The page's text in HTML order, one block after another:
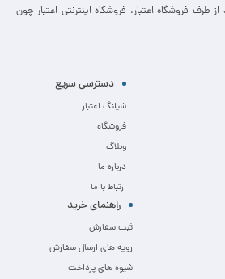
طرف فروشگاه اعتبار. فروشگاه اینترنتی اعتبار چون
دسترسی سریع
شیلنگ اعتبار
فروشگاه
وبلاگ
درباره ما
ارتباط با ما
راهنمای خرید
ثبت سفارش
رویه های ارسال سفارش
شیوه های پرداخت